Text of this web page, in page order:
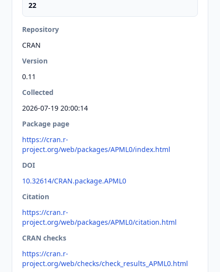
22
Repository
CRAN
Version
0.11
Collected
2026-07-19 20:00:14
Package page
https://cran.r-
project.org/web/packages/APML0/index.html
DOI
10.32614/CRAN.package.APML0
Citation
https://cran.r-
project.org/web/packages/APML0/citation.html
CRAN checks
https://cran.r-
project.org/web/checks/check_results_APML0.html